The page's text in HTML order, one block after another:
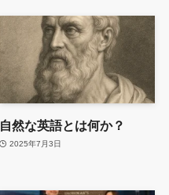
自然な英語とは何か？
2025年7月3日